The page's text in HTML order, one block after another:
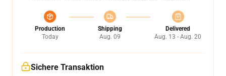
Production
Today
Shipping
Aug. 09
Delivered
Aug. 13 - Aug. 20
Sichere Transaktion